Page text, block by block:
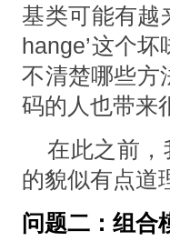
基类可能有越
hange’这个
不清楚哪些⽅
码的⼈也带来
在此之前
的貌似有点道
问题二：组合